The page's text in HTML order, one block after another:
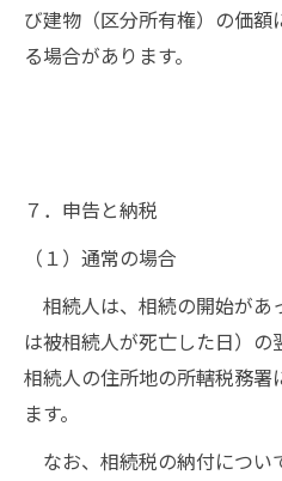
び建物（区分所有権）の価
る場合があります。
７．申告と納税
（１）通常の場合
相続人は、相続の開始があ
は被相続人が死亡した日）
相続人の住所地の所轄税務署
ます。
なお、相続税の納付につい